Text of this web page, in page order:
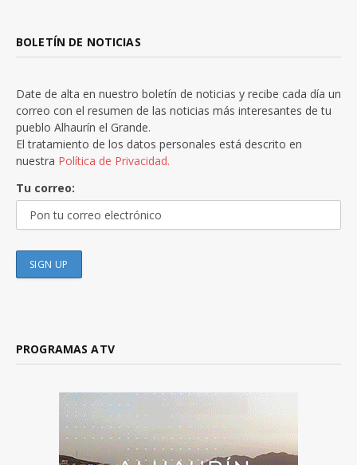
BOLETÍN DE NOTICIAS
Date de alta en nuestro boletín de noticias y recibe cada día un
correo con el resumen de las noticias más interesantes de tu
pueblo Alhaurín el Grande.
El tratamiento de los datos personales está descrito en
nuestra Política de Privacidad.
Tu correo:
PROGRAMAS ATV